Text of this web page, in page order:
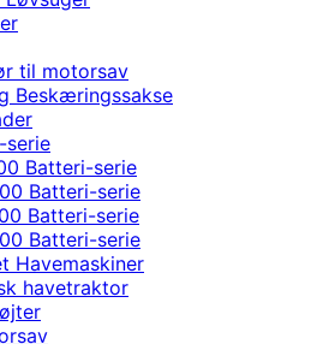
til motorsav
Beskæringssakse
serie
Batteri-serie
Batteri-serie
Batteri-serie
Batteri-serie
Havemaskiner
havetraktor